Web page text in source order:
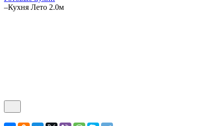
–Кухня Лето 2.0м